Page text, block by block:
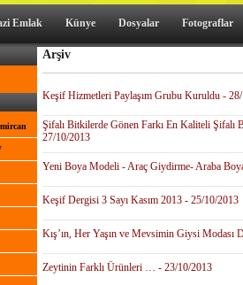
Emlak Künye Dosyalar Fotograflar
Arşiv
Keşif Hizmetleri Paylaşım Grubu Kuruldu -
Şifalı Bitkilerde Gönen Farkı En Kaliteli Şifalı
27/10/2013
Yeni Boya Modeli - Araç Giydirme- Araba
Keşif Dergisi 3 Sayı Kasım 2013 - 25/10/2013
Kış’ın, Her Yaşın ve Mevsimin Giysi Modası
Zeytinin Farklı Ürünleri … - 23/10/2013